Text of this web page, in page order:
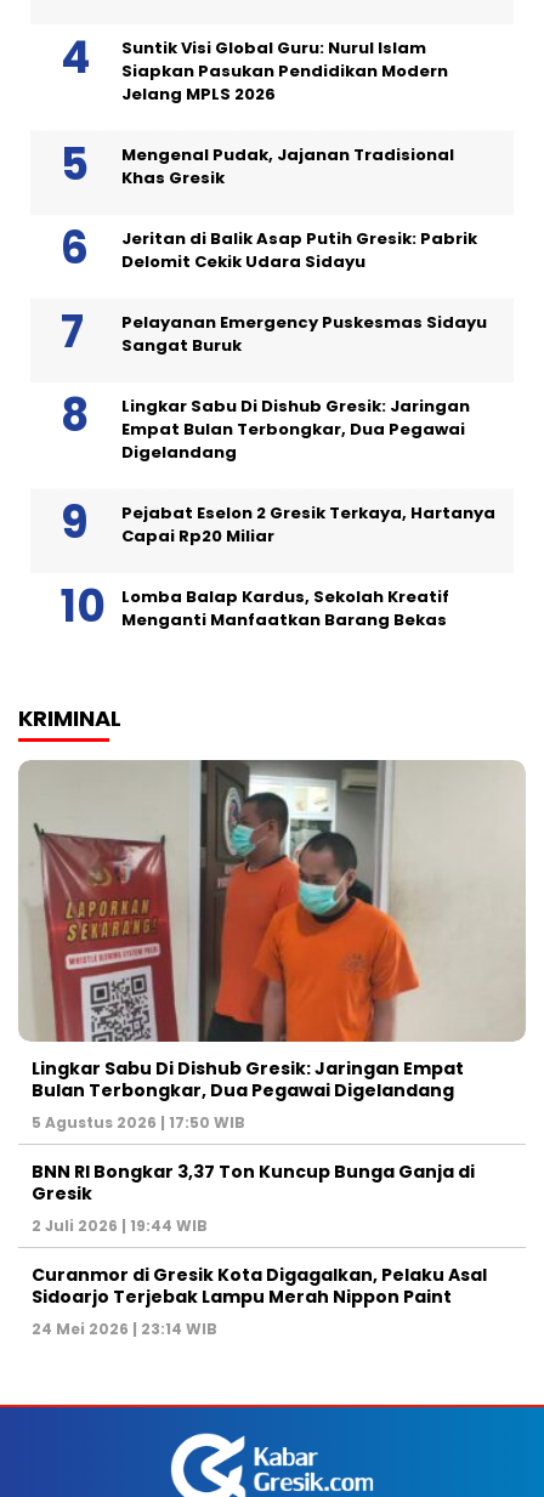
Suntik Visi Global Guru: Nurul Islam
Siapkan Pasukan Pendidikan Modern
Jelang MPLS 2026
Mengenal Pudak, Jajanan Tradisional
Khas Gresik
Jeritan di Balik Asap Putih Gresik: Pabrik
Delomit Cekik Udara Sidayu
Pelayanan Emergency Puskesmas Sidayu
Sangat Buruk
Lingkar Sabu Di Dishub Gresik: Jaringan
Empat Bulan Terbongkar, Dua Pegawai
Digelandang
Pejabat Eselon 2 Gresik Terkaya, Hartanya
Capai Rp20 Miliar
Lomba Balap Kardus, Sekolah Kreatif
Menganti Manfaatkan Barang Bekas
KRIMINAL
Lingkar Sabu Di Dishub Gresik: Jaringan Empat
Bulan Terbongkar, Dua Pegawai Digelandang
5 Agustus 2026 | 17:50 WIB
BNN RI Bongkar 3,37 Ton Kuncup Bunga Ganja di
Gresik
2 Juli 2026 | 19:44 WIB
Curanmor di Gresik Kota Digagalkan, Pelaku Asal
Sidoarjo Terjebak Lampu Merah Nippon Paint
24 Mei 2026 | 23:14 WIB